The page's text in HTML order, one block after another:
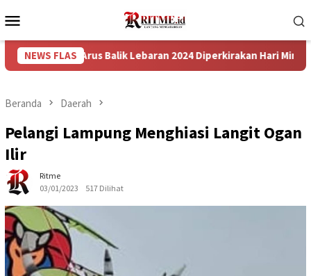
ke
Mobile
NEWS FLAS
Arus Balik Lebaran 2024 Diperkirakan Hari Minggu Besok
Beranda Daerah
Pelangi Lampung Menghiasi Langit Ogan
Ilir
Ritme
03/01/2023
517 Dilihat